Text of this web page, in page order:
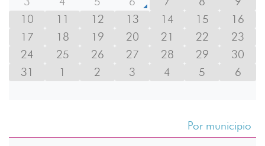
10
11 12 13 14 15
16
17
18 19 20 21 22
23
24
25 26 27 28 29
30
31
1 2 3 4 5 6
Por municipio